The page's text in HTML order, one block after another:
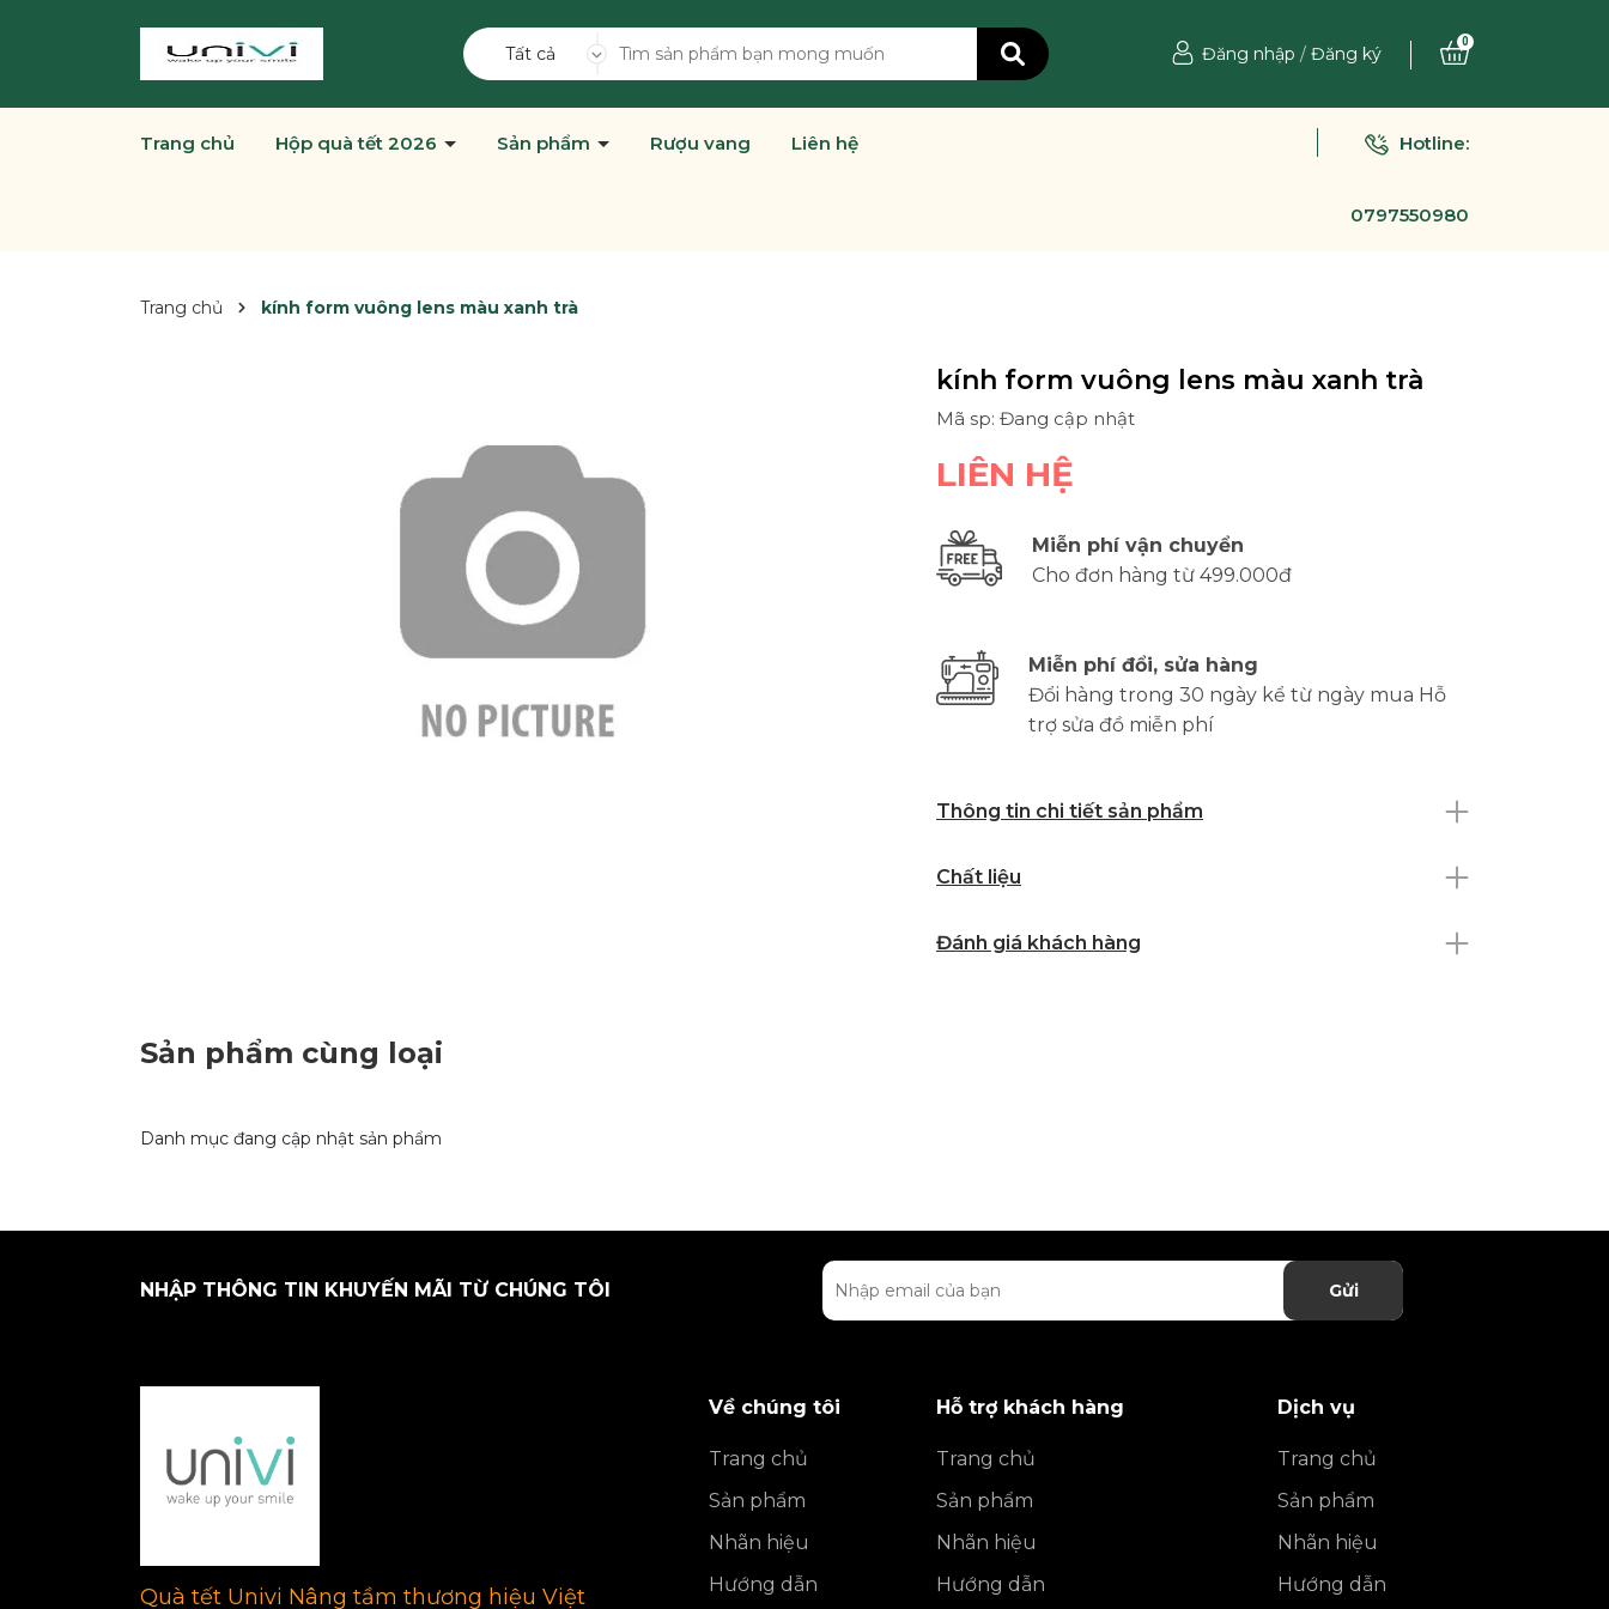
Tất cả Đăng nhập / Đăng ký
0
Trang chủ Hộp quà tết 2026 Sản phẩm Rượu vang Liên hệ Hotline:
0797550980
Trang chủ kính form vuông lens màu xanh trà
kính form vuông lens màu xanh trà
Mã sp: Đang cập nhật
LIÊN HỆ
Miễn phí vận chuyển
Cho đơn hàng từ 499.000đ
Miễn phí đổi, sửa hàng
Đổi hàng trong 30 ngày kể từ ngày mua Hỗ
trợ sửa đồ miễn phí
Thông tin chi tiết sản phẩm
Chất liệu
Đánh giá khách hàng
Sản phẩm cùng loại
Danh mục đang cập nhật sản phẩm
NHẬP THÔNG TIN KHUYẾN MÃI TỪ CHÚNG TÔI Gửi
Quà tết Univi Nâng tầm thương hiệu Việt
Về chúng tôi
Trang chủ
Sản phẩm
Nhãn hiệu
Hướng dẫn
Hỗ trợ khách hàng
Trang chủ
Sản phẩm
Nhãn hiệu
Hướng dẫn
Dịch vụ
Trang chủ
Sản phẩm
Nhãn hiệu
Hướng dẫn